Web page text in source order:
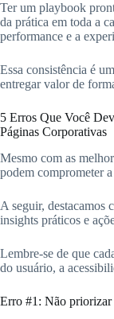
Ter um playbook
da prática em toda a
performance e a
Essa consistência é
entregar valor de
5 Erros Que Você
Páginas Corporativas
Mesmo com as
podem comprometer
A seguir, destacamos
insights práticos e
Lembre-se de que
do usuário, a
Erro #1: Não